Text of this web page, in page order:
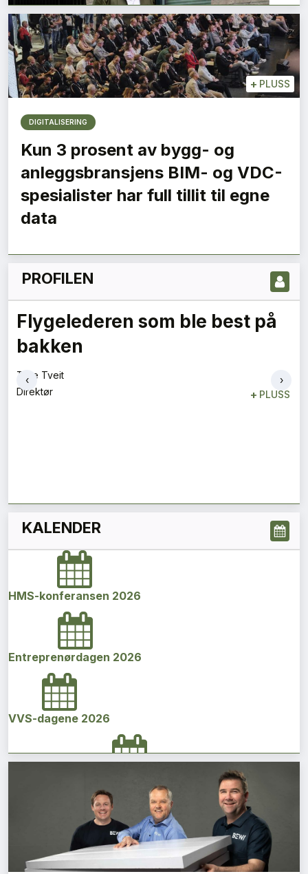
LES NYESTE UTGIVELSE HER
+ PLUSS
DIGITALISERING
Kun 3 prosent av bygg- og
anleggsbransjens BIM- og VDC-
spesialister har full tillit til egne
data
PROFILEN
+ PLUSS
Flygelederen som ble best på
bakken
Tore Tveit
Direktør
‹ ›
KALENDER
HMS-konferansen 2026
Entreprenørdagen 2026
VVS-dagene 2026
Norges bygg- og eiendomskonferanse 2026
Vi Bygger Vestland 2026